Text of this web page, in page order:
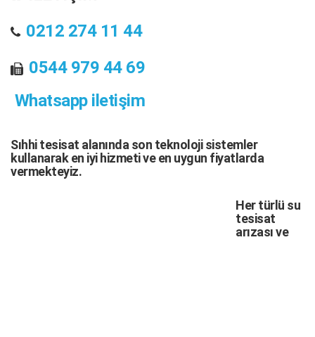
0212 274 11 44
0544 979 44 69
Whatsapp iletişim
Sıhhi tesisat alanında son teknoloji sistemler
kullanarak en iyi hizmeti ve en uygun fiyatlarda
vermekteyiz.
Her türlü su
tesisat
arızasıve